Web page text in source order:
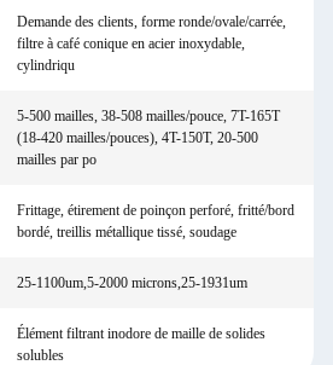
Demande des clients, forme ronde/ovale/carrée,
filtre à café conique en acier inoxydable,
cylindriqu
5-500 mailles, 38-508 mailles/pouce, 7T-165T
(18-420 mailles/pouces), 4T-150T, 20-500
mailles par po
Frittage, étirement de poinçon perforé, fritté/bord
bordé, treillis métallique tissé, soudage
25-1100um,5-2000 microns,25-1931um
Élément filtrant inodore de maille de solides
solubles